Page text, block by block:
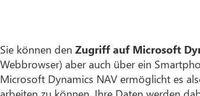
Sie können den Zugriff auf Microsoft
Webbrowser) aber auch über ein
Microsoft Dynamics NAV ermöglicht es